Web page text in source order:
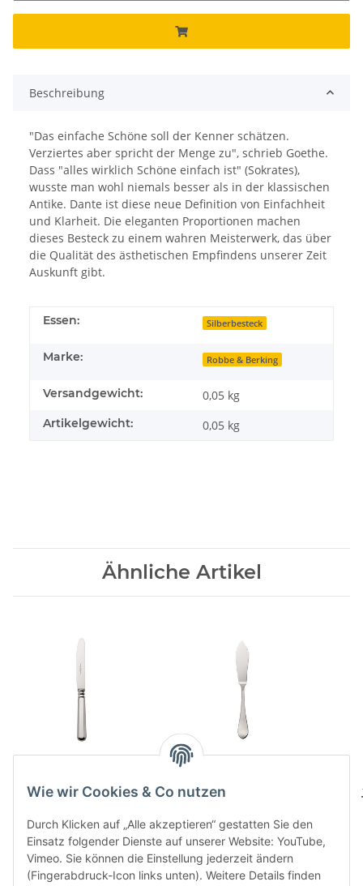
Beschreibung
"Das einfache Schöne soll der Kenner schätzen.
Verziertes aber spricht der Menge zu", schrieb Goethe.
Dass "alles wirklich Schöne einfach ist" (Sokrates),
wusste man wohl niemals besser als in der klassischen
Antike. Dante ist diese neue Definition von Einfachheit
und Klarheit. Die eleganten Proportionen machen
dieses Besteck zu einem wahren Meisterwerk, das über
die Qualität des ästhetischen Empfindens unserer Zeit
Auskunft gibt.
Essen: Silberbesteck
Marke: Robbe & Berking
Versandgewicht: 0,05 kg
Artikelgewicht: 0,05 kg
Ähnliche Artikel
Menuemesser
146,00 CHF*
Martelé 150 Fischmesser
Wie wir Cookies & Co nutzen
Durch Klicken auf „Alle akzeptieren“ gestatten Sie den
Einsatz folgender Dienste auf unserer Website: YouTube,
Vimeo. Sie können die Einstellung jederzeit ändern
(Fingerabdruck-Icon links unten). Weitere Details finden